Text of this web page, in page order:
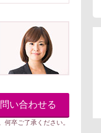
い合わせる
卒ご了承ください。